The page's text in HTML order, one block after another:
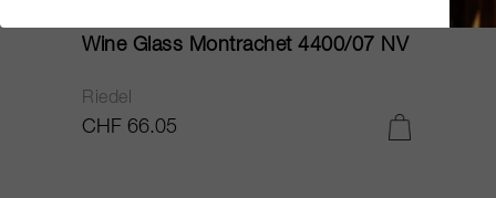
Wine Glass Montrachet 4400/07 NV
Riedel
CHF 66.05